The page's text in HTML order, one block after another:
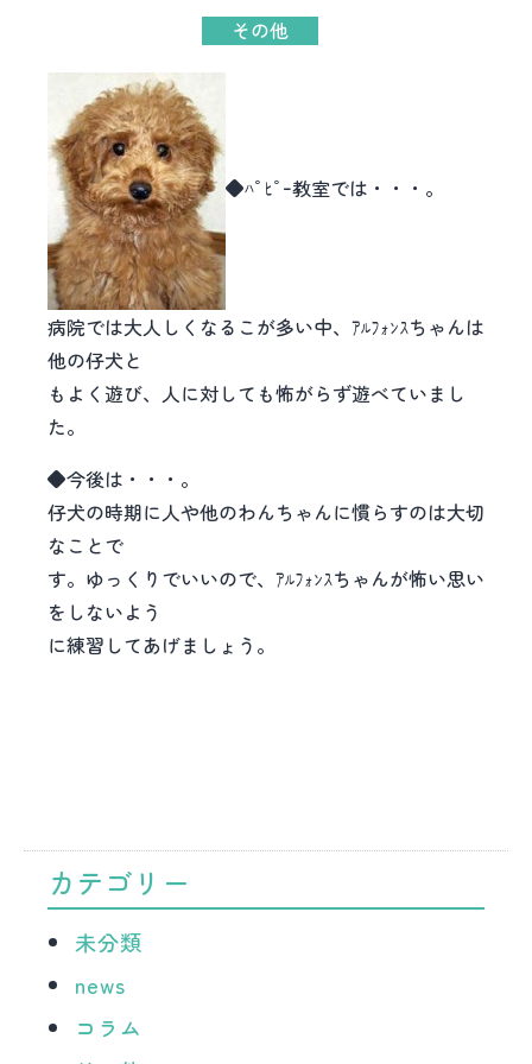
その他
◆ﾊﾟﾋﾟｰ教室では・・・。
病院では大人しくなるこが多い中、ｱﾙﾌｫﾝｽちゃんは
他の仔犬と
もよく遊び、人に対しても怖がらず遊べていまし
た。
◆今後は・・・。
仔犬の時期に人や他のわんちゃんに慣らすのは大切
なことで
す。ゆっくりでいいので、ｱﾙﾌｫﾝｽちゃんが怖い思い
をしないよう
に練習してあげましょう。
カテゴリー
未分類
news
コラム